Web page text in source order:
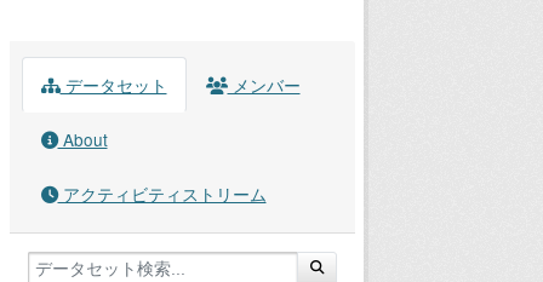
データセット メンバー
About
アクティビティストリーム